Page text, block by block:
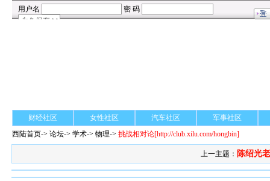
财经社区 女性社区 汽车社区
军事社区
西陆首页->论坛->学术-> 物理->挑战相对论[http://club.xilu.com/hongbin]
上一主题： 陈绍光